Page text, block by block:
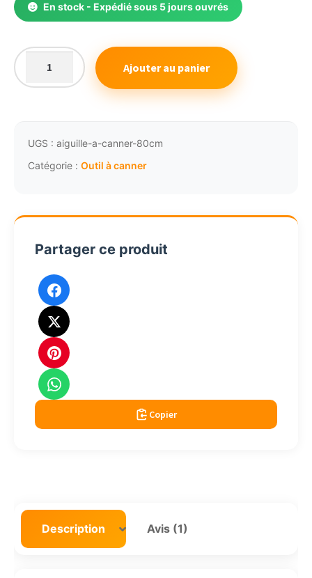
En stock - Expédié sous 5 jours ouvrés
quantité
de
cannage
de
Ajouter au panier
UGS : aiguille-a-canner-80cm
Catégorie : Outil à canner
Partager ce produit
Copier
Description Avis (1)